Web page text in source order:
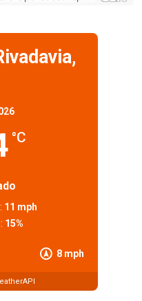
°C
8 mph
11 mph
15%